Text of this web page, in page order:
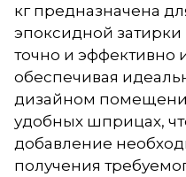
кг предназначена
эпоксидной
точно и эффективно
обеспечивая
дизайном
удобных шприцах,
добавление
получения